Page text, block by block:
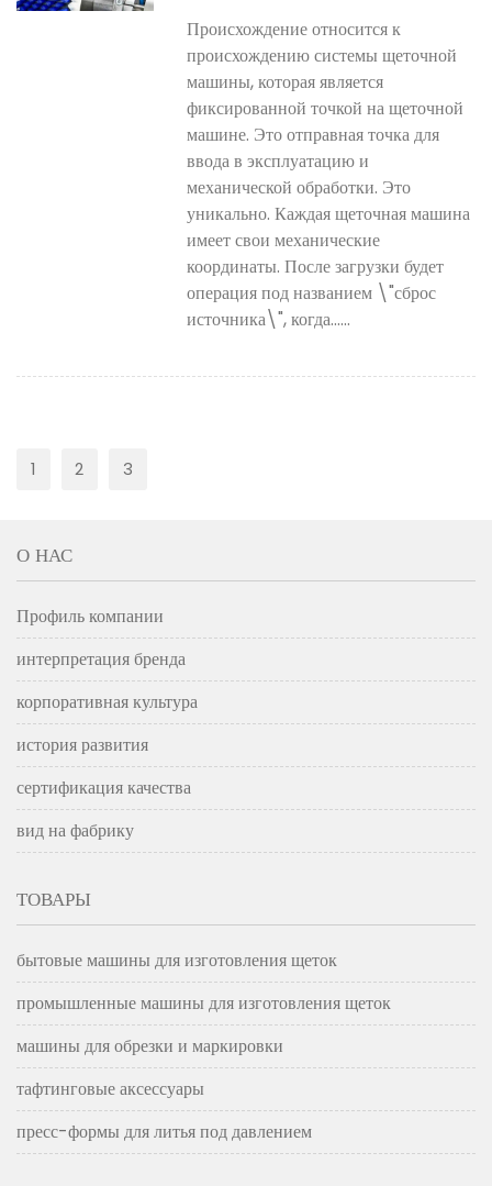
разница между двумя?
Происхождение относится к
происхождению системы щеточной
машины, которая является
фиксированной точкой на щеточной
машине. Это отправная точка для
ввода в эксплуатацию и
механической обработки. Это
уникально. Каждая щеточная машина
имеет свои механические
координаты. После загрузки будет
операция под названием \"сброс
источника\", когда......
1 2 3
О НАС
Профиль компании
интерпретация бренда
корпоративная культура
история развития
сертификация качества
вид на фабрику
ТОВАРЫ
бытовые машины для изготовления щеток
промышленные машины для изготовления щеток
машины для обрезки и маркировки
тафтинговые аксессуары
пресс-формы для литья под давлением